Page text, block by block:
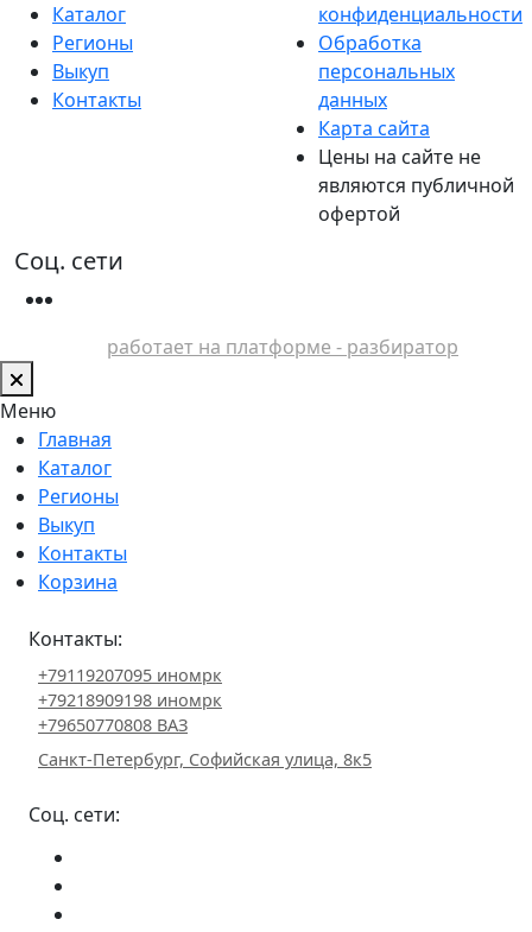
Каталог
Регионы
Выкуп
Контакты
конфиденциальности
Обработка
персональных
данных
Карта сайта
Цены на сайте не
являются публичной
офертой
Соц. сети
работает на платформе - разбиратор
Меню
Главная
Каталог
Регионы
Выкуп
Контакты
Корзина
Контакты:
+79119207095 иномрк
+79218909198 иномрк
+79650770808 ВАЗ
Санкт-Петербург, Софийская улица, 8к5
Соц. сети: